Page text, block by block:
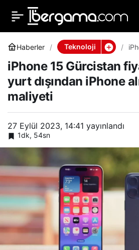
Haberler Teknoloji
iPhone 15 Gürcistan
yurt dışından iPhone
maliyeti
27 Eylül 2023, 14:41 yayınlandı
1dk, 54sn
iPhone 15 Gürcistan
fiyatları! İşte yurt
dışından iPhone almanın
maliyeti